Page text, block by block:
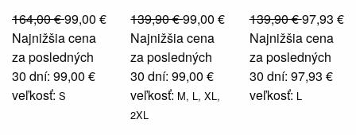
164,00 €99,00 €
Najnižšia cena
za posledných
30 dní: 99,00 €
veľkosť: S
139,90 €99,00 €
Najnižšia cena
za posledných
30 dní: 99,00 €
veľkosť: M, L, XL,
2XL
139,90 €97,93 €
Najnižšia cena
za posledných
30 dní: 97,93 €
veľkosť: L